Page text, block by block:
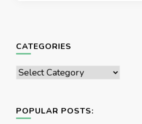
CATEGORIES
Categories
POPULAR POSTS: